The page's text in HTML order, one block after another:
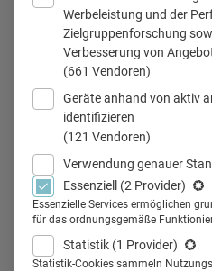
21.07.2016
21.07.2016
„Daniel denkt:“ Das
ist unsere Chance!
Die Unsicherheit rund um das
Bekämpfung von Korruption
groß: Was darf man? Und
nicht mehr?…
Werbeleistung und der
Zielgruppenforschung
Verbesserung von
(661 Vendoren)
Geräte anhand von aktiv
identifizieren
(121 Vendoren)
Verwendung genauer
Essenziell
(2 Provider)
Essenzielle Services ermöglichen
für das ordnungsgemäße
Statistik (1 Provider)
Statistik-Cookies sammeln